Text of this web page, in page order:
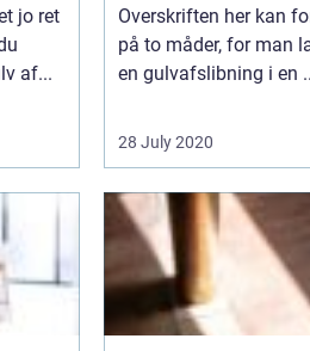
jo ret
af...
Overskriften her kan
på to måder, for man
en gulvafslibning i en
28 July 2020